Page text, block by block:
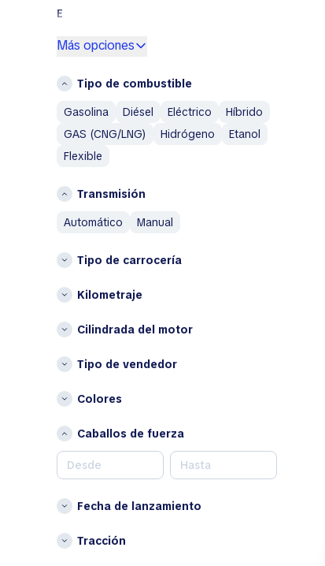
Volvo
A
Abarth
AM General
Aston Martin
Austin Healey
Avatr
Bentley
Brabus
Changan
Chery
E
España
Grecia
Italia
Países Bajos
Bélgica
Chipre
Croacia
Eslovenia
Finlandia
Francia
Irlanda
Letonia
Lituania
Más opciones
Tipo de combustible
Gasolina
Diésel Eléctrico
Híbrido
GAS (CNG/LNG)
Hidrógeno
Etanol
Flexible
Transmisión
automático
manual
Tipo de carrocería
Kilometraje
Cilindrada del motor
Tipo de vendedor
Colores
Caballos de fuerza
Fecha de lanzamiento
Tracción